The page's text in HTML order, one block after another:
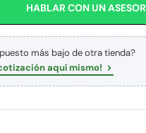
HABLAR CON UN ASESOR
más bajo de otra tienda?
aquí mismo!